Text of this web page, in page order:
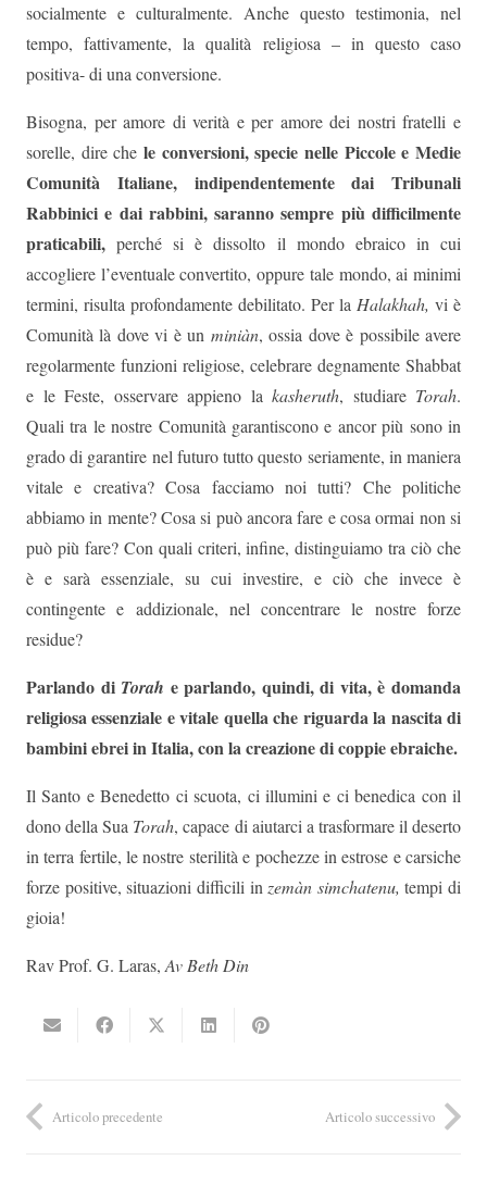
socialmente e culturalmente. Anche questo testimonia, nel
tempo, fattivamente, la qualità religiosa – in questo caso
positiva- di una conversione.
Bisogna, per amore di verità e per amore dei nostri fratelli e
sorelle, dire che le conversioni, specie nelle Piccole e Medie
Comunità Italiane, indipendentemente dai Tribunali
Rabbinici e dai rabbini, saranno sempre più difficilmente
praticabili, perché si è dissolto il mondo ebraico in cui
accogliere l’eventuale convertito, oppure tale mondo, ai minimi
termini, risulta profondamente debilitato. Per la Halakhah, vi è
Comunità là dove vi è un miniàn, ossia dove è possibile avere
regolarmente funzioni religiose, celebrare degnamente Shabbat
e le Feste, osservare appieno la kasheruth, studiare Torah.
Quali tra le nostre Comunità garantiscono e ancor più sono in
grado di garantire nel futuro tutto questo seriamente, in maniera
vitale e creativa? Cosa facciamo noi tutti? Che politiche
abbiamo in mente? Cosa si può ancora fare e cosa ormai non si
può più fare? Con quali criteri, infine, distinguiamo tra ciò che
è e sarà essenziale, su cui investire, e ciò che invece è
contingente e addizionale, nel concentrare le nostre forze
residue?
Parlando di Torah e parlando, quindi, di vita, è domanda
religiosa essenziale e vitale quella che riguarda la nascita di
bambini ebrei in Italia, con la creazione di coppie ebraiche.
Il Santo e Benedetto ci scuota, ci illumini e ci benedica con il
dono della Sua Torah, capace di aiutarci a trasformare il deserto
in terra fertile, le nostre sterilità e pochezze in estrose e carsiche
forze positive, situazioni difficili in zemàn simchatenu,tempi di
gioia!
Rav Prof. G. Laras, Av Beth Din
Articolo precedente Articolo successivo